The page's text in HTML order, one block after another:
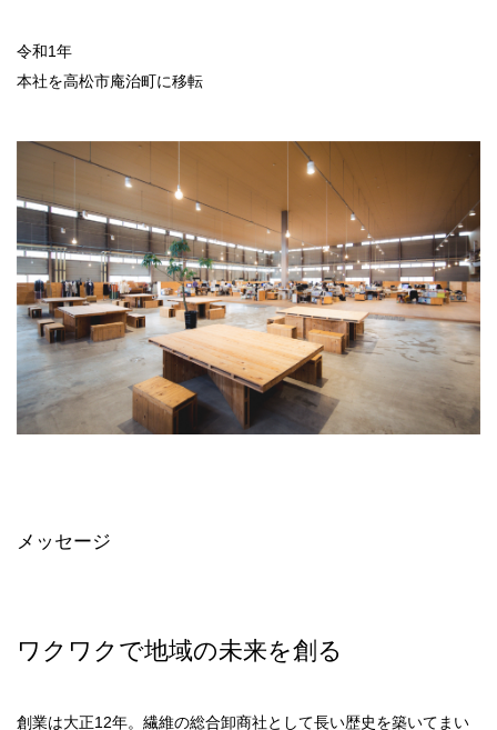
令和1年
本社を高松市庵治町に移転
メッセージ
ワクワクで地域の未来を創る
創業は大正12年。繊維の総合卸商社として長い歴史を築いてまい